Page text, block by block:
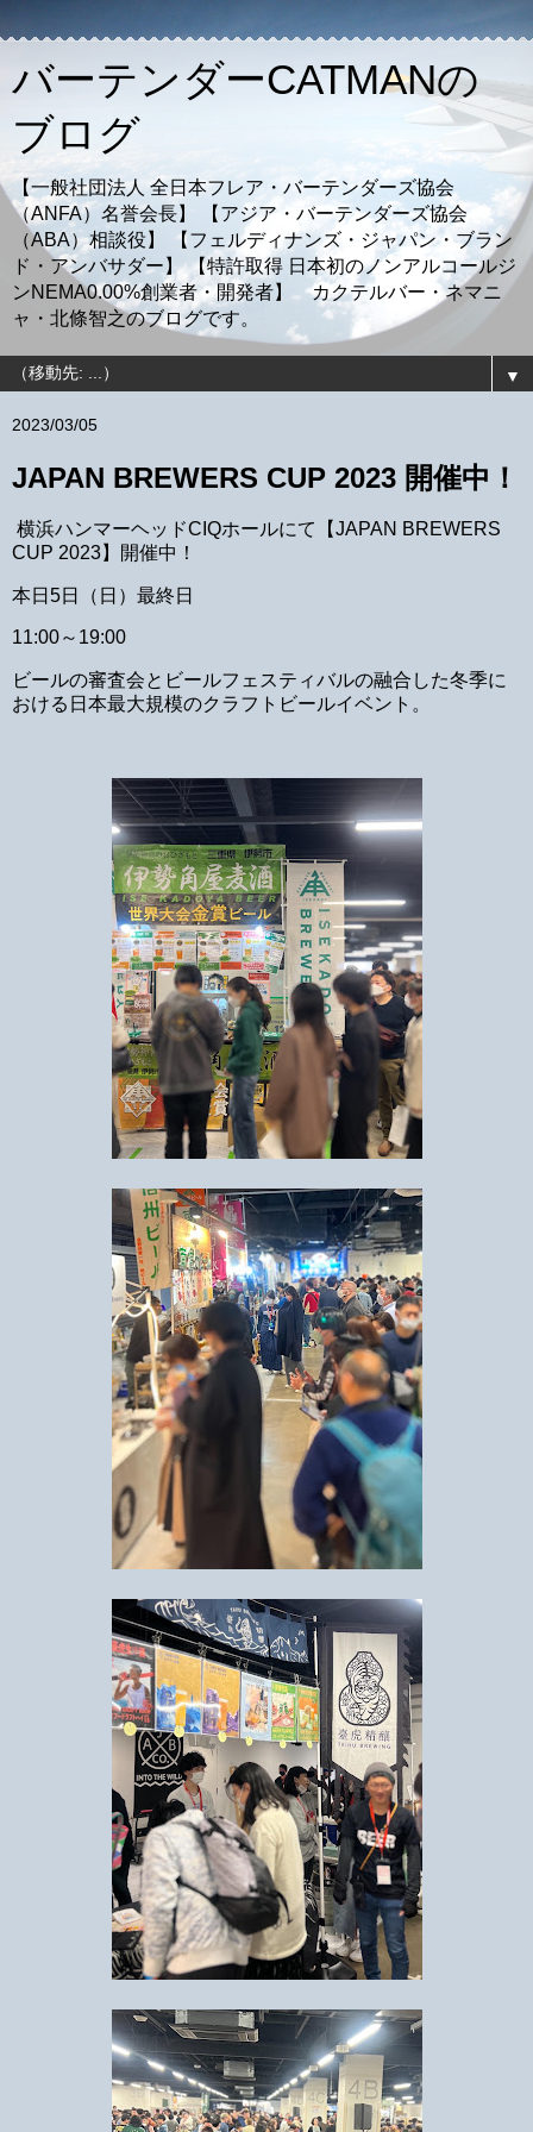
バーテンダーCATMANの
ブログ
【一般社団法人 全日本フレア・バーテンダーズ協会
（ANFA）名誉会長】 【アジア・バーテンダーズ協会
（ABA）相談役】 【フェルディナンズ・ジャパン・ブラン
ド・アンバサダー】 【特許取得 日本初のノンアルコールジ
ンNEMA0.00%創業者・開発者】 カクテルバー・ネマニ
ャ・北條智之のブログです。
▼
2023/03/05
JAPAN BREWERS CUP 2023 開催中！
横浜ハンマーヘッドCIQホールにて【JAPAN BREWERS
CUP 2023】開催中！
本日5日（日）最終日
11:00～19:00
ビールの審査会とビールフェスティバルの融合した冬季に
おける日本最大規模のクラフトビールイベント。